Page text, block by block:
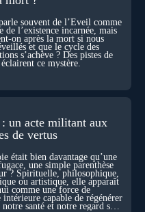
plus vaste que lui-même
de la conscience ?
d’explorer ces
souvent de l’Éveil comme
de l’existence incarnée, mais
on après la mort si nous
et que le cycle des
s’achève ? Des pistes de
ce mystère.
un acte militant aux
de vertus
était bien davantage qu’une
une simple parenthèse
? Spirituelle, philosophique,
ou artistique, elle apparaît
comme une force de
intérieure capable de régénérer
santé et notre regard sur